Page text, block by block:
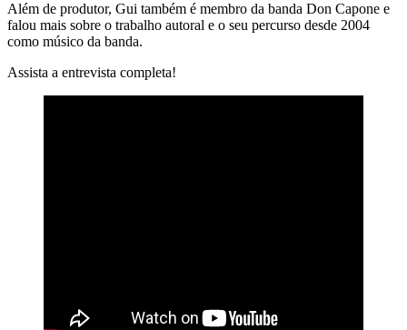
Além de produtor, Gui também é membro da banda Don Capone e
falou mais sobre o trabalho autoral e o seu percurso desde 2004
como músico da banda.
Assista a entrevista completa!